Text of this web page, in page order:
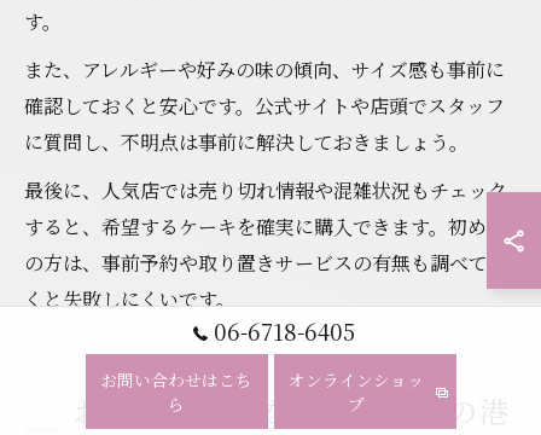
す。
また、アレルギーや好みの味の傾向、サイズ感も事前に
確認しておくと安心です。公式サイトや店頭でスタッフ
に質問し、不明点は事前に解決しておきましょう。
最後に、人気店では売り切れ情報や混雑状況もチェック
すると、希望するケーキを確実に購入できます。初めて
の方は、事前予約や取り置きサービスの有無も調べてお
くと失敗しにくいです。
お得にケーキを楽しむための港
06-6718-6405
お問い合わせはこち
ら
オンラインショッ
プ